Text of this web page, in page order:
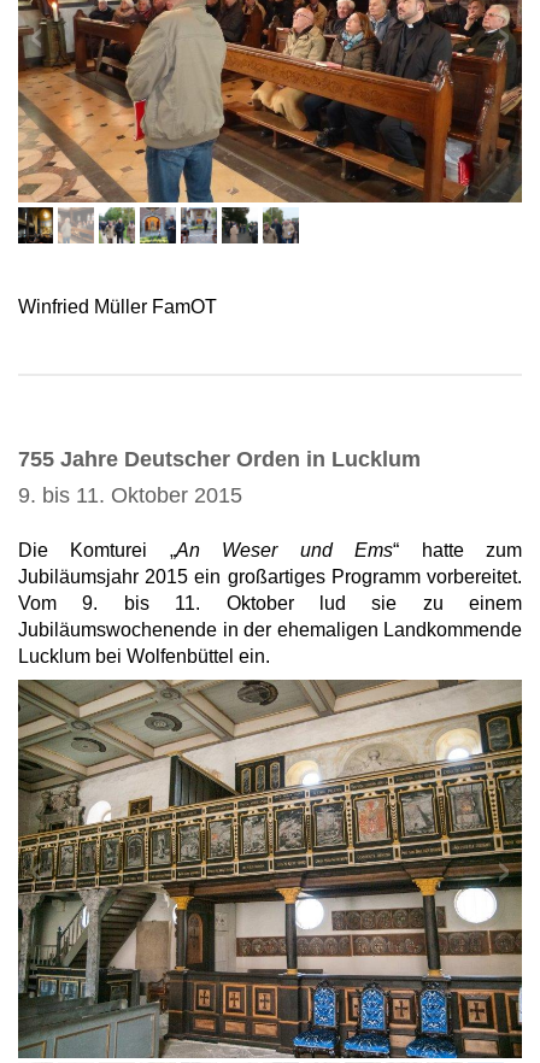
Winfried Müller FamOT
755 Jahre Deutscher Orden in Lucklum
9. bis 11. Oktober 2015
Die Komturei „An Weser und Ems“ hatte zum
Jubiläumsjahr 2015 ein großartiges Programm vorbereitet.
Vom 9. bis 11. Oktober lud sie zu einem
Jubiläumswochenende in der ehemaligen Landkommende
Lucklum bei Wolfenbüttel ein.